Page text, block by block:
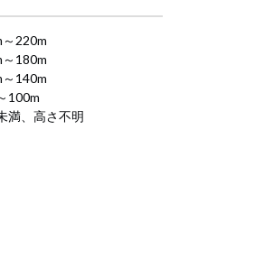
220m
180m
140m
100m
満、高さ不明